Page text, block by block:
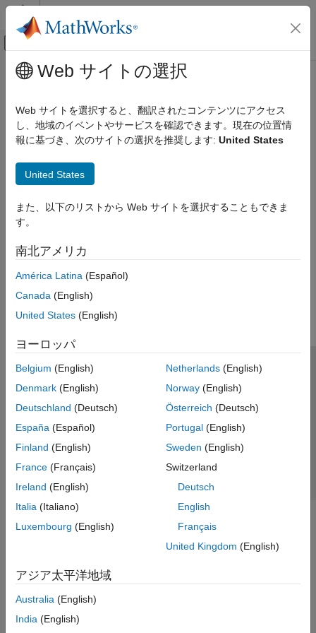
コンテンツへスキップ
オフキャンバス ナビゲーション メ
ドキュメンテーションのホーム
メインコンテンツ
Web サイトの選択
Web サイトを選択すると、翻訳されたコンテンツにアクセス
し、地域のイベントやサービスを確認できます。現在の位置情
報に基づき、次のサイトの選択を推奨します: United States
United States
また、以下のリストから Web サイトを選択することもできま
す。
南北アメリカ
América Latina (Español)
Canada (English)
United States (English)
ヨーロッパ
Belgium (English)
Denmark (English)
Deutschland (Deutsch)
España (Español)
Finland (English)
France (Français)
Ireland (English)
Italia (Italiano)
Luxembourg (English)
Netherlands(English)
Norway(English)
Österreich (Deutsch)
Portugal(English)
Sweden (English)
Switzerland
Deutsch
English
Français
United Kingdom (English)
アジア太平洋地域
Australia (English)
India (English)
トラストセンター
プライバシー ポリシー
違法コピー防止
アプリケーション ステータス
© 1994-2026 The MathWorks, Inc.